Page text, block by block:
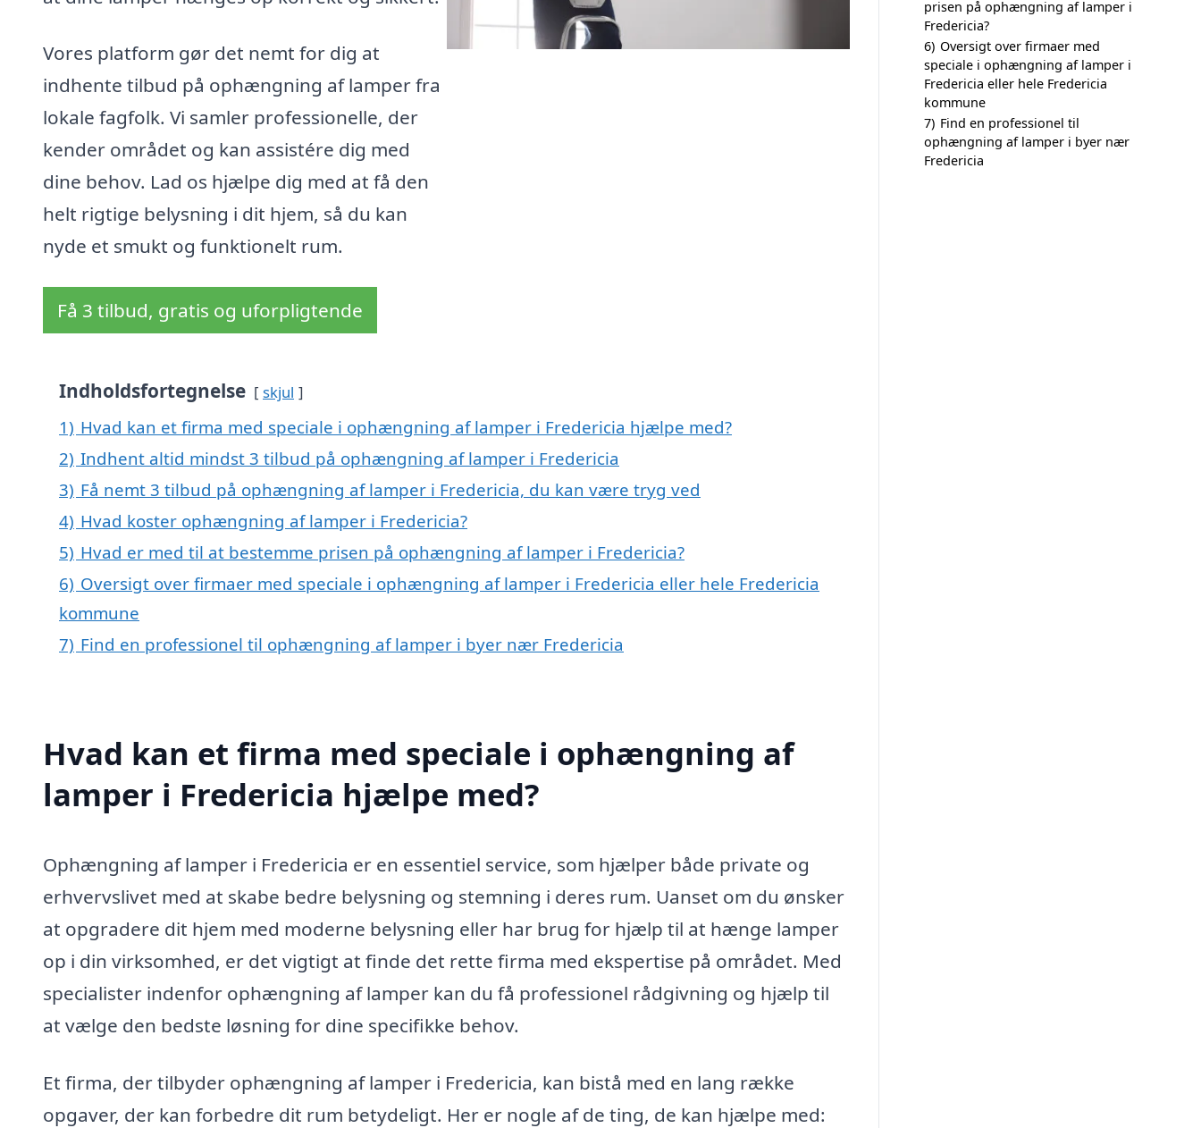
Vores platform gør det nemt for dig at
indhente tilbud på ophængning af lamper fra
lokale fagfolk. Vi samler professionelle, der
kender området og kan assistére dig med
dine behov. Lad os hjælpe dig med at få den
helt rigtige belysning i dit hjem, så du kan
nyde et smukt og funktionelt rum.
Få 3 tilbud, gratis og uforpligtende
Indholdsfortegnelse skjul
1) Hvad kan et firma med speciale i ophængning af lamper i Fredericia hjælpe med?
2) Indhent altid mindst 3 tilbud på ophængning af lamper i Fredericia
3) Få nemt 3 tilbud på ophængning af lamper i Fredericia, du kan være tryg ved
4) Hvad koster ophængning af lamper i Fredericia?
5) Hvad er med til at bestemme prisen på ophængning af lamper i Fredericia?
6) Oversigt over firmaer med speciale i ophængning af lamper i Fredericia eller hele Fredericia
kommune
7) Find en professionel til ophængning af lamper i byer nær Fredericia
Hvad kan et firma med speciale i ophængning af
lamper i Fredericia hjælpe med?
Ophængning af lamper i Fredericia er en essentiel service, som hjælper både private og
erhvervslivet med at skabe bedre belysning og stemning i deres rum. Uanset om du ønsker
at opgradere dit hjem med moderne belysning eller har brug for hjælp til at hænge lamper
op i din virksomhed, er det vigtigt at finde det rette firma med ekspertise på området. Med
specialister indenfor ophængning af lamper kan du få professionel rådgivning og hjælp til
at vælge den bedste løsning for dine specifikke behov.
Et firma, der tilbyder ophængning af lamper i Fredericia, kan bistå med en lang række
opgaver, der kan forbedre dit rum betydeligt. Her er nogle af de ting, de kan hjælpe med:
prisen på ophængning af lamper i
Fredericia?
6) Oversigt over firmaer med
speciale i ophængning af lamper i
Fredericia eller hele Fredericia
kommune
7) Find en professionel til
ophængning af lamper i byer nær
Fredericia